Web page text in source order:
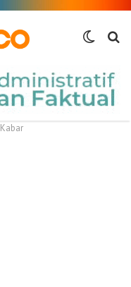
Switch
Kabar